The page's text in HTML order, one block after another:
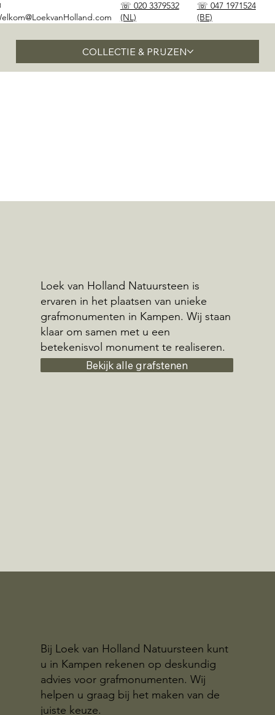
COLLECTIE & PRIJZEN
☏ 020 3379532
(NL)
☏ 047 1971524
(BE)
Loek van Holland Natuursteen is
ervaren in het plaatsen van unieke
grafmonumenten in Kampen. Wij staan
klaar om samen met u een
betekenisvol monument te realiseren.
Bekijk alle grafstenen
Bij Loek van Holland Natuursteen kunt
u in Kampen rekenen op deskundig
advies voor grafmonumenten. Wij
helpen u graag bij het maken van de
juiste keuze.